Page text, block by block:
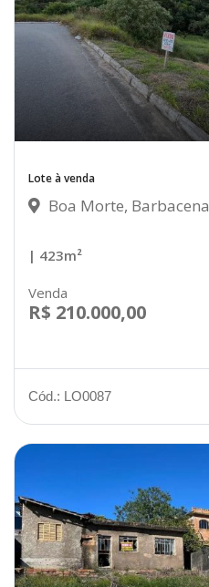
Lote à venda
Boa Morte, Barbacena
| 423m²
Venda
R$ 210.000,00
Cód.: LO0087